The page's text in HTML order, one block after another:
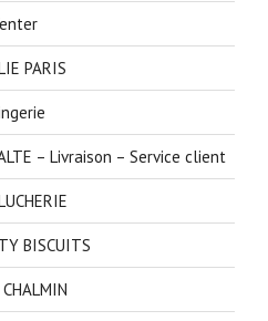
PARIS
– Livraison – Service client
BISCUITS